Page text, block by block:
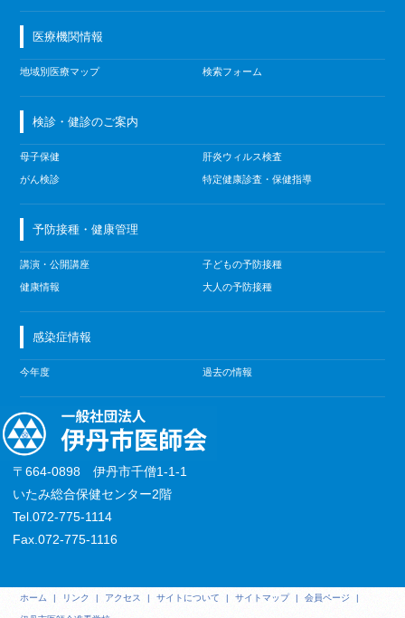
医療機関情報
地域別医療マップ 検索フォーム
検診・健診のご案内
母子保健
がん検診
肝炎ウィルス検査
特定健康診査・保健指導
予防接種・健康管理
講演・公開講座
健康情報
子どもの予防接種
大人の予防接種
感染症情報
今年度 過去の情報
〒664-0898 伊丹市千僧1-1-1
いたみ総合保健センター2階
Tel.072-775-1114
Fax.072-775-1116
ホーム | リンク | アクセス | サイトについて | サイトマップ | 会員ページ |